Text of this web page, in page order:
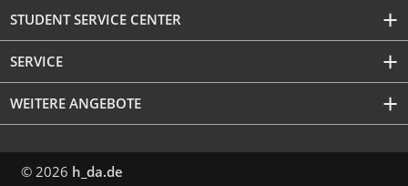
STUDENT SERVICE CENTER
SERVICE
WEITERE ANGEBOTE
© 2026 h_da.de